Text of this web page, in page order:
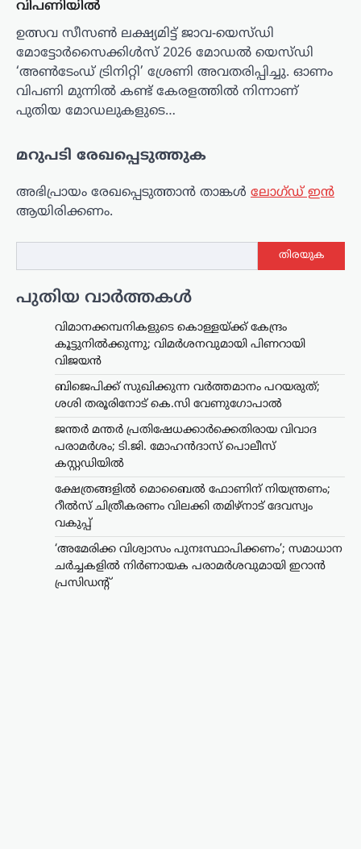
വിപണിയിൽ
ഉത്സവ സീസൺ ലക്ഷ്യമിട്ട് ജാവ-യെസ്ഡി
മോട്ടോർസൈക്കിൾസ് 2026 മോഡൽ യെസ്ഡി
‘അൺടേംഡ് ട്രിനിറ്റി’ ശ്രേണി അവതരിപ്പിച്ചു. ഓണം
വിപണി മുന്നിൽ കണ്ട് കേരളത്തിൽ നിന്നാണ്
പുതിയ മോഡലുകളുടെ…
മറുപടി രേഖപ്പെടുത്തുക
അഭിപ്രായം രേഖപ്പെടുത്താ‍ൻ താങ്കൾ ലോഗ്ഡ് ഇൻ
ആയിരിക്കണം.
തിരയുക
പുതിയ വാർത്തകൾ
വിമാനക്കമ്പനികളുടെ കൊള്ളയ്ക്ക് കേന്ദ്രം
കൂട്ടുനിൽക്കുന്നു; വിമർശനവുമായി പിണറായി
വിജയൻ
ബിജെപിക്ക് സുഖിക്കുന്ന വര്‍ത്തമാനം പറയരുത്;
ശശി തരൂരിനോട് കെ.സി വേണുഗോപാൽ
ജന്തർ മന്തർ പ്രതിഷേധക്കാർക്കെതിരായ വിവാദ
പരാമർശം; ടി.ജി. മോഹൻദാസ് പൊലീസ്
കസ്റ്റഡിയിൽ
ക്ഷേത്രങ്ങളിൽ മൊബൈൽ ഫോണിന് നിയന്ത്രണം;
റീൽസ് ചിത്രീകരണം വിലക്കി തമിഴ്നാട് ദേവസ്വം
വകുപ്പ്
‘അമേരിക്ക വിശ്വാസം പുനഃസ്ഥാപിക്കണം’; സമാധാന
ചർച്ചകളിൽ നിർണായക പരാമർശവുമായി ഇറാൻ
പ്രസിഡന്റ്